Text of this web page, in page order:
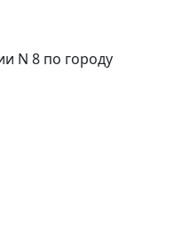
N 8 по городу